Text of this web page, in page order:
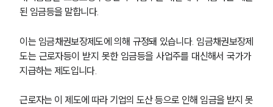
된 임금등을 말합니다.
이는 임금채권보장제도에 의해 규정돼 있습니다. 임금채권보장제
도는 근로자등이 받지 못한 임금등을 사업주를 대신해서 국가가
지급하는 제도입니다.
근로자는 이 제도에 따라 기업의 도산 등으로 인해 임금을 받지 못